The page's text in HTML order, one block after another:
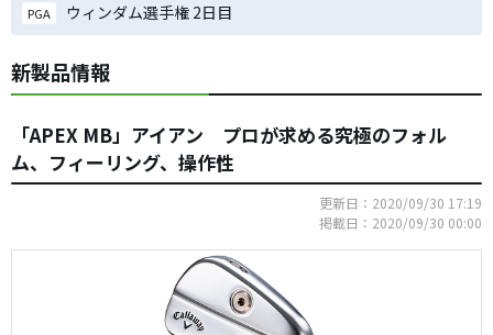
PGA ウィンダム選手権 2日目
新製品情報
「APEX MB」アイアン プロが求める究極のフォル
ム、フィーリング、操作性
更新日：2020/09/30 17:19
掲載日：2020/09/30 00:00